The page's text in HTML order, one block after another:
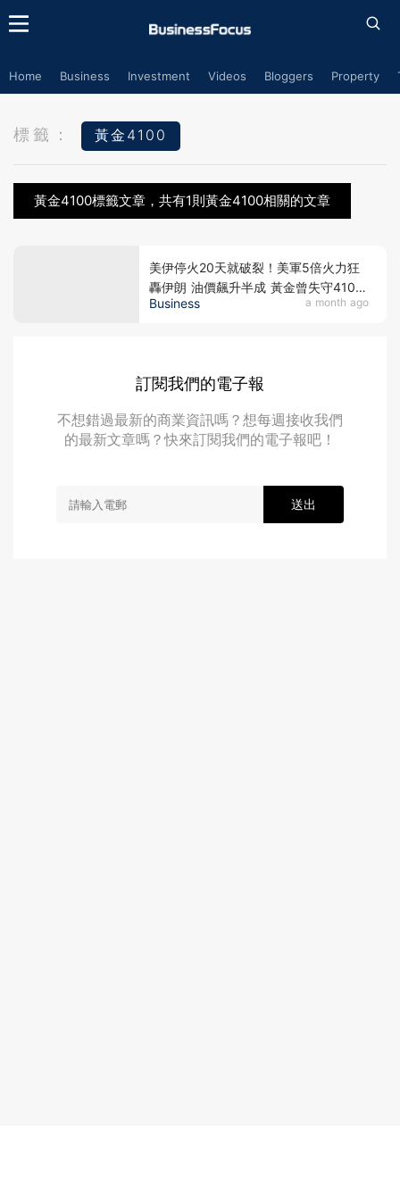
Home Business Investment Videos Bloggers Property
標籤： 黃金4100
黃金4100標籤文章，共有1則黃金4100相關的文章
Business a month ago
美伊停火20天就破裂！美軍5倍火力狂
轟伊朗 油價飆升半成 黃金曾失守4100
美元，沃什「沉默政策」恐引發市場不
訂閱我們的電子報
不想錯過最新的商業資訊嗎？想每週接收我們
的最新文章嗎？快來訂閱我們的電子報吧！
送出